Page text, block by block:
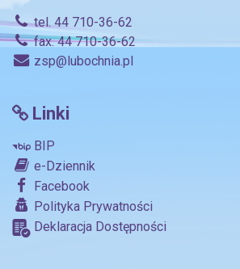
tel. 44 710-36-62
fax. 44 710-36-62
zsp@lubochnia.pl
Linki
BIP
e-Dziennik
Facebook
Polityka Prywatności
Deklaracja Dostępności